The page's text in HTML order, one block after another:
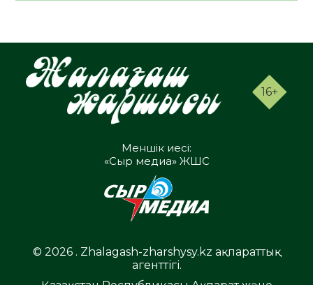
16+
Меншік иесі:
«Сыр медиа» ЖШС
© 2026 . Zhalagash-zharshysy.kz ақпараттық
агенттігі.